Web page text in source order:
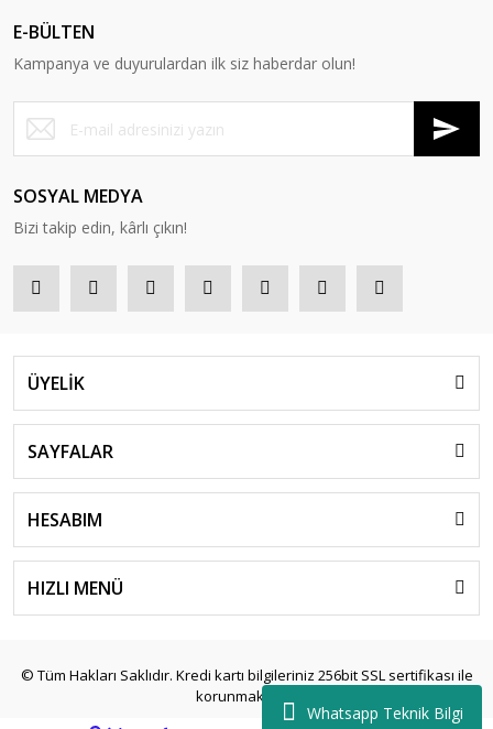
Whatsapp Teknik Bilgi
E-BÜLTEN
Kampanya ve duyurulardan ilk siz haberdar olun!
SOSYAL MEDYA
Bizi takip edin, kârlı çıkın!
ÜYELİK
SAYFALAR
HESABIM
HIZLI MENÜ
© Tüm Hakları Saklıdır. Kredi kartı bilgileriniz 256bit SSL sertifikası ile
korunmaktadır.